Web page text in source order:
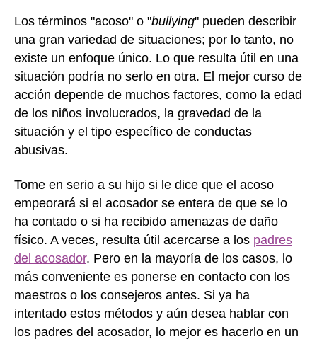
Los términos "acoso" o "bullying" pueden describir
una gran variedad de situaciones; por lo tanto, no
existe un enfoque único. Lo que resulta útil en una
situación podría no serlo en otra. El mejor curso de
acción depende de muchos factores, como la edad
de los niños involucrados, la gravedad de la
situación y el tipo específico de conductas
abusivas.
Tome en serio a su hijo si le dice que el acoso
empeorará si el acosador se entera de que se lo
ha contado o si ha recibido amenazas de daño
físico. A veces, resulta útil acercarse a los padres
del acosador. Pero en la mayoría de los casos, lo
más conveniente es ponerse en contacto con los
maestros o los consejeros antes. Si ya ha
intentado estos métodos y aún desea hablar con
los padres del acosador, lo mejor es hacerlo en un